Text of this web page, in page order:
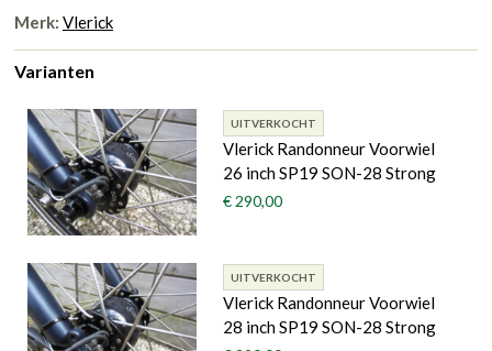
Merk: Vlerick
Varianten
UITVERKOCHT
Vlerick Randonneur Voorwiel
26 inch SP19 SON-28 Strong
€ 290,00
UITVERKOCHT
Vlerick Randonneur Voorwiel
28 inch SP19 SON-28 Strong